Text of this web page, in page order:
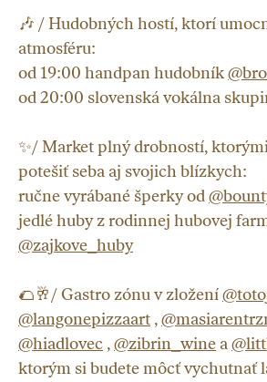
🎶 / Hudobných hostí, ktorí
atmosféru:
od 19:00 handpan hudobník
od 20:00 slovenská vokálna
✨/ Market plný drobností,
potešiť seba aj svojich blízkych:
ručne vyrábané šperky od
jedlé huby z rodinnej hubovej
@zajkove_huby
🌮🥂/ Gastro zónu v zložení
@langonepizzaart ,
@hiadlovec ,@zibrin_wine a
ktorým si budete môcť vychutnať